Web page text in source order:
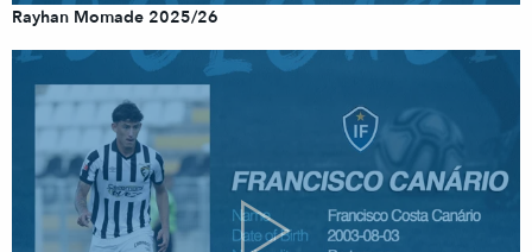
Rayhan Momade 2025/26